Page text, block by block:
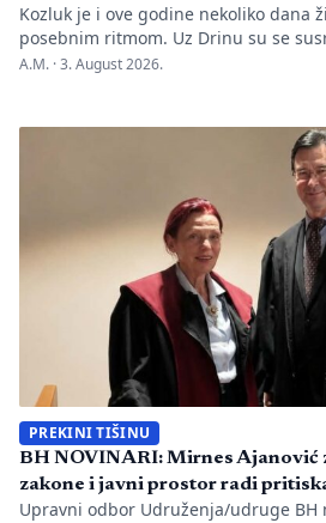
Kozluk je i ove godine nekoliko dana
posebnim ritmom. Uz Drinu su se
gluma i ljudi, a „Susreti na Drini ’26“
se tih dana nije samo […]
A.M. ·3. August 2026.
PREKINI TIŠINU
BH NOVINARI: Mirnes Ajanović
zakone i javni prostor radi
Upravni odbor Udruženja/udruge